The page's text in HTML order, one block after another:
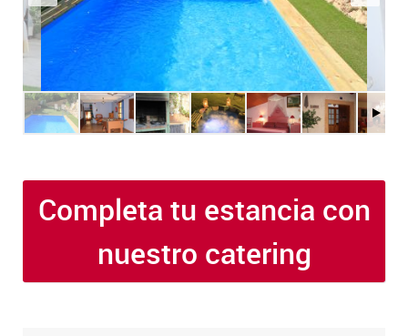
Completa tu estancia con
nuestro catering